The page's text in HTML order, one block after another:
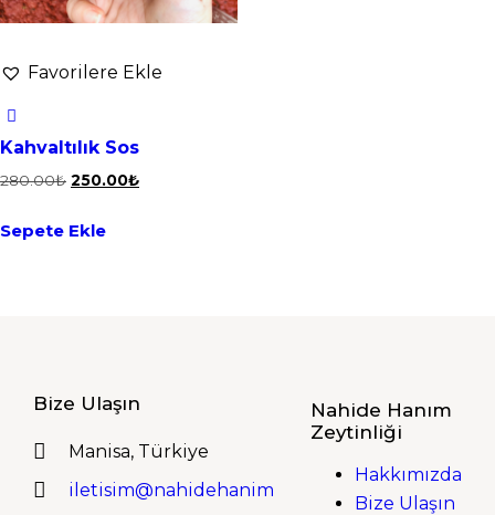
Favorilere Ekle
Kahvaltılık Sos
280.00₺ 250.00₺
Sepete Ekle
Bize Ulaşın
Manisa, Türkiye
iletisim@nahidehanim
Nahide Hanım
Zeytinliği
Hakkımızda
Bize Ulaşın